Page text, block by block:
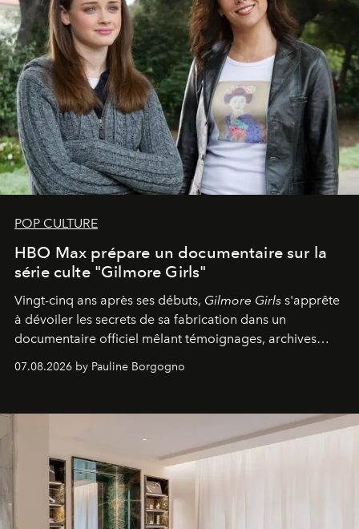
POP CULTURE
HBO Max prépare un documentaire sur la
série culte "Gilmore Girls"
Vingt-cinq ans après ses débuts, Gilmore Girls s'apprête
à dévoiler les secrets de sa fabrication dans un
documentaire officiel mêlant témoignages, archives
inédites et plongée dans les coulisses d'un phénomène
générationnel.
07.08.2026 by Pauline Borgogno